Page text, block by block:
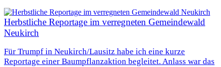
Herbstliche Reportage im verregneten Gemeindewald
Neukirch
Für Trumpf in Neukirch/Lausitz habe ich eine kurze
Reportage einer Baumpflanzaktion begleitet. Anlass war das